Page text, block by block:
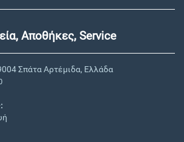
Αποθήκες, Service
Σπάτα Αρτέμιδα, Ελλάδα